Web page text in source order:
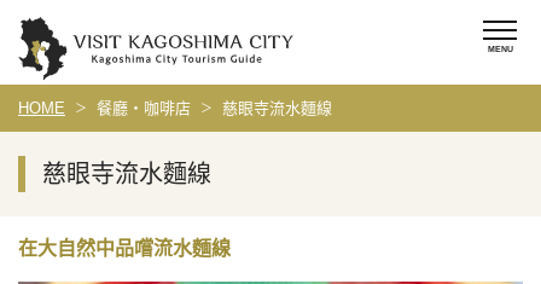
HOME 餐廳・咖啡店 慈眼寺流水麵線
慈眼寺流水麵線
在大自然中品嚐流水麵線